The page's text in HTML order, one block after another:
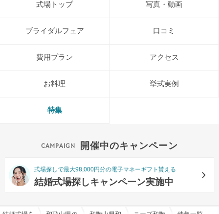
式場トップ 写真・動画
ブライダルフェア 口コミ
費用プラン アクセス
お料理 挙式実例
特集
開催中のキャンペーン
式場探しで最大98,000円分の電子マネーギフト貰える
結婚式場探しキャンペーン実施中